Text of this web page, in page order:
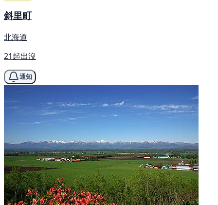
斜里町
北海道
21起出沒
通知